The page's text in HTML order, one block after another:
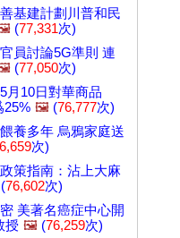
基建計劃川普和民
(77,331次)
員討論5G準則 連
(77,050次)
月10日對華商品
25% 🖼️ (76,777次)
養多年 烏鴉家庭送
次)
策指南：沾上大麻
(76,602次)
美著名癌症中心開
授 🖼️ (76,259次)